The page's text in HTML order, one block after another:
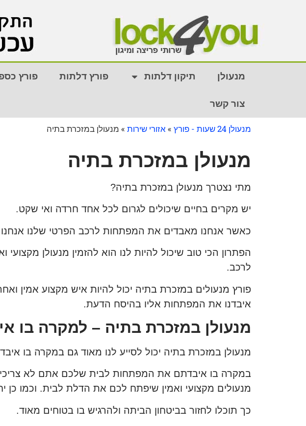
מנעולן תיקון דלתות פורץ דלתות פורץ
צור קשר
מנעולן 24 שעות - פורץ »אזורי שירות » מנעולן במזכרת בתיה
מנעולן במזכרת בתיה
מתי נצטרך מנעולן במזכרת בתיה?
יש מקרים בחיים שיכולים לגרום לכל אחד חרדה ואי שקט.
כאשר אנחנו מאבדים את המפתחות לרכב הפרטי שלנו אנחנו
הפתרון הכי טוב שיכול להיות לנו הוא להזמין מנעולן
לרכב.
פורץ מנעולים במזכרת בתיה יכול להיות איש מקצוע אמין
איבדנו את המפתחות אליו בהיסח הדעת.
מנעולן במזכרת בתיה – למקרה
מנעולן במזכרת בתיה יכול לסייע לנו מאוד גם במקרה בו
במקרה בו איבדתם את המפתחות לבית שלכם אתם לא
מנעולים מקצועי ואמין שיפתח לכם את הדלת לבית. וכמו כן
כך תוכלו לחזור בביטחון הביתה ולהרגיש בו בטוחים מאוד.